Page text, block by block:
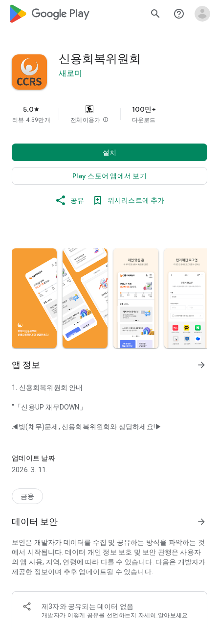
google_logo Play search help_outline
신용회복위원회
새로미
5.0star
리뷰 4.59만개 전체이용가 info
100만+
다운로드
설치
Play 스토어 앱에서 보기
공유 위시리스트에 추가
앱 정보 arrow_forward
1. 신용회복위원회 안내
"「신용UP 채무DOWN」
◀빚(채무)문제, 신용회복위원회와 상담하세요!▶
한 법률」에 의한 공적 특수법인으로 채무를 정상적으로 상환하
기 어려운 분들께 이자율 조정, 상환기간 연장, 채무 감면 등을 지
■ 신용회복위원회 채무조정 제도를 APP을 통해 신청할 수 있습
니다.
- 연체 31일 ~ 89일인 경우 '이자율 채무조정(프리워크아웃)'
※ 앱실행시 흰화면으로 보일경우 크롬 업데이트를 한후 재실행
하시기 바랍니다.
이후 동일 증상시 상담센터로 연락해주시기 바랍니다.
※ 신용회복위원회 상담센터 번호 1600-5500 (평일 09:00 ~
18:00)
※ 신용회복위원회 상담은 무료입니다. (불법 법률브로커 주의)
업데이트 날짜
2026. 3. 11.
금융
데이터 보안 arrow_forward
보안은 개발자가 데이터를 수집 및 공유하는 방식을 파악하는 것
에서 시작됩니다. 데이터 개인 정보 보호 및 보안 관행은 사용자
의 앱 사용, 지역, 연령에 따라 다를 수 있습니다. 다음은 개발자가
제공한 정보이며 추후 업데이트될 수 있습니다.
제3자와 공유되는 데이터 없음
개발자가 어떻게 공유를 선언하는지 자세히 알아보세요.